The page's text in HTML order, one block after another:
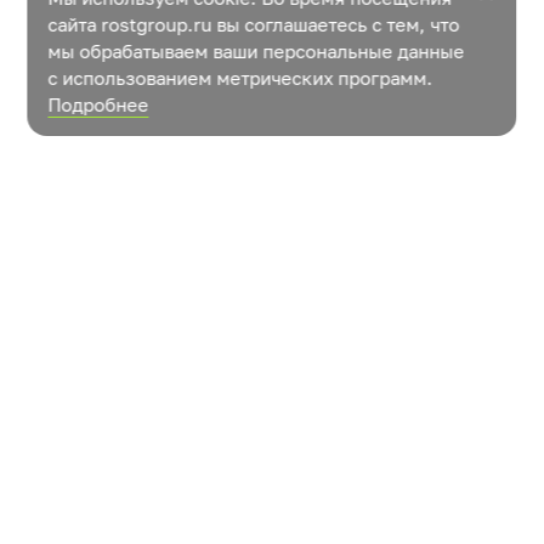
сайта rostgroup.ru вы соглашаетесь с тем, что
мы обрабатываем ваши персональные данные
с использованием метрических программ.
Подробнее